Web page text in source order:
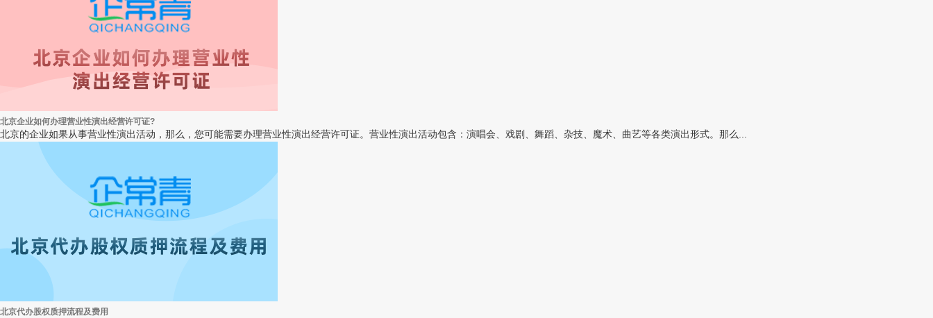
北京企业如何办理营业性演出经营许可证?
北京的企业如果从事营业性演出活动，那么，您可能需要办理营业性演出经营许可证。营业性演出活动包含：演唱会、戏剧、舞蹈、杂技、魔术、曲艺等各类演出形式。那么...
北京代办股权质押流程及费用